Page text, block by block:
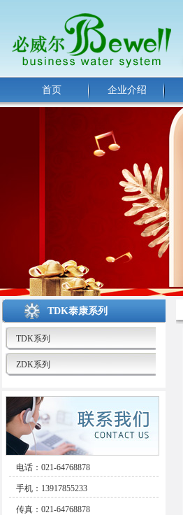
首页 企业介绍
TDK泰康系列
TDK系列
ZDK系列
电话：021-64768878
手机：13917855233
传真：021-64768878